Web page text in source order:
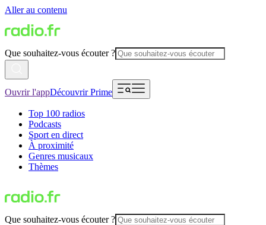
Aller au contenu
Que souhaitez-vous écouter ?
Ouvrir l'appDécouvrir Prime
Top 100 radios
Podcasts
Sport en direct
À proximité
Genres musicaux
Thèmes
Que souhaitez-vous écouter ?